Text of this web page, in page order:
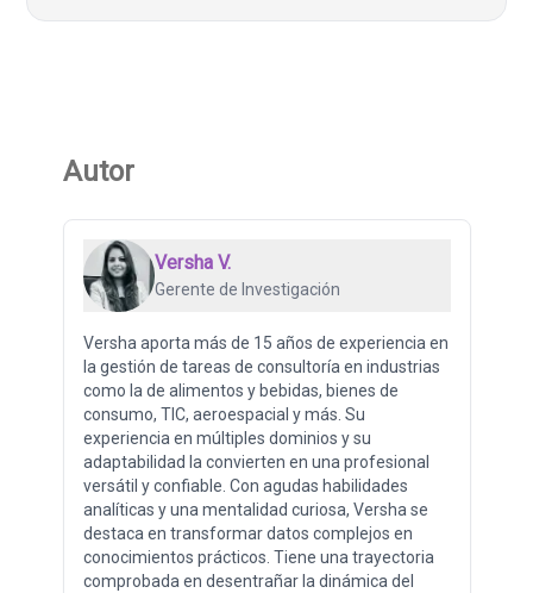
Autor
Versha V.
Gerente de Investigación
Versha aporta más de 15 años de experiencia en
la gestión de tareas de consultoría en industrias
como la de alimentos y bebidas, bienes de
consumo, TIC, aeroespacial y más. Su
experiencia en múltiples dominios y su
adaptabilidad la convierten en una profesional
versátil y confiable. Con agudas habilidades
analíticas y una mentalidad curiosa, Versha se
destaca en transformar datos complejos en
conocimientos prácticos. Tiene una trayectoria
comprobada en desentrañar la dinámica del